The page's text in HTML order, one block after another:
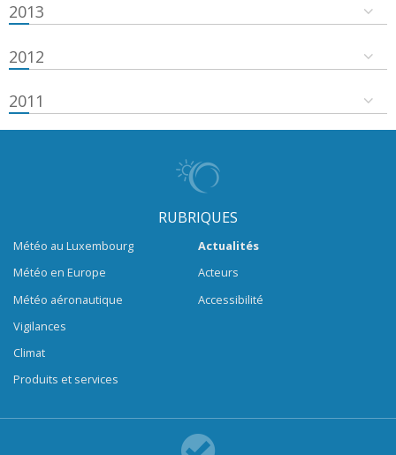
2013
2012
2011
RUBRIQUES
Météo au Luxembourg
Météo en Europe
Météo aéronautique
Vigilances
Climat
Produits et services
Actualités
Acteurs
Accessibilité